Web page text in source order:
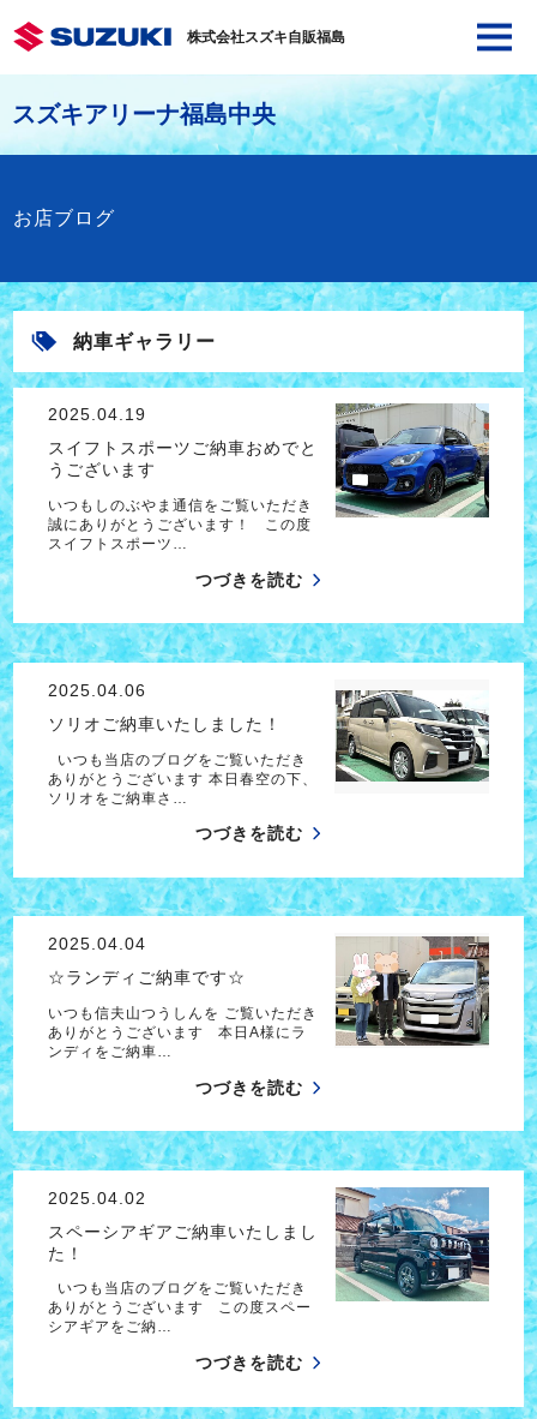
株式会社スズキ自販福島
スズキアリーナ福島中央
お店ブログ
納車ギャラリー
2025.04.19
スイフトスポーツご納車おめでと
うございます
いつもしのぶやま通信をご覧いただき
誠にありがとうございます！ この度
スイフトスポーツ…
つづきを読む
2025.04.06
ソリオご納車いたしました！
いつも当店のブログをご覧いただき
ありがとうございます 本日春空の下、
ソリオをご納車さ…
つづきを読む
2025.04.04
☆ランディご納車です☆
いつも信夫山つうしんを ご覧いただき
ありがとうございます 本日A様にラ
ンディをご納車…
つづきを読む
2025.04.02
スペーシアギアご納車いたしまし
た！
いつも当店のブログをご覧いただき
ありがとうございます この度スペー
シアギアをご納…
つづきを読む